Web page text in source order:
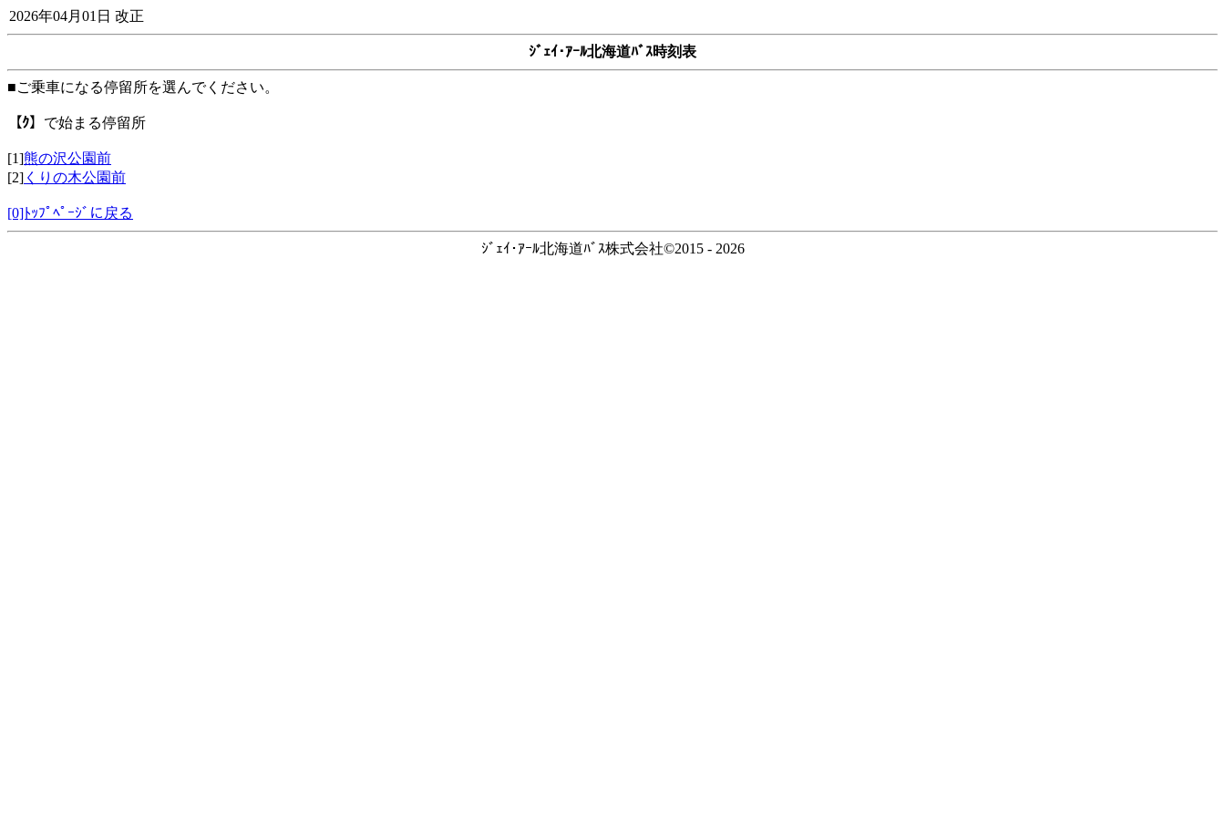
2026年04月01日 改正
ｼﾞｪｲ･ｱｰﾙ北海道ﾊﾞｽ時刻表
■ご乗車になる停留所を選んでください。
【ｸ】 で始まる停留所
[1]熊の沢公園前
[2] くりの木公園前
[0]ﾄｯﾌﾟﾍﾟｰｼﾞに戻る
ｼﾞｪｲ･ｱｰﾙ北海道ﾊﾞｽ株式会社©2015 - 2026